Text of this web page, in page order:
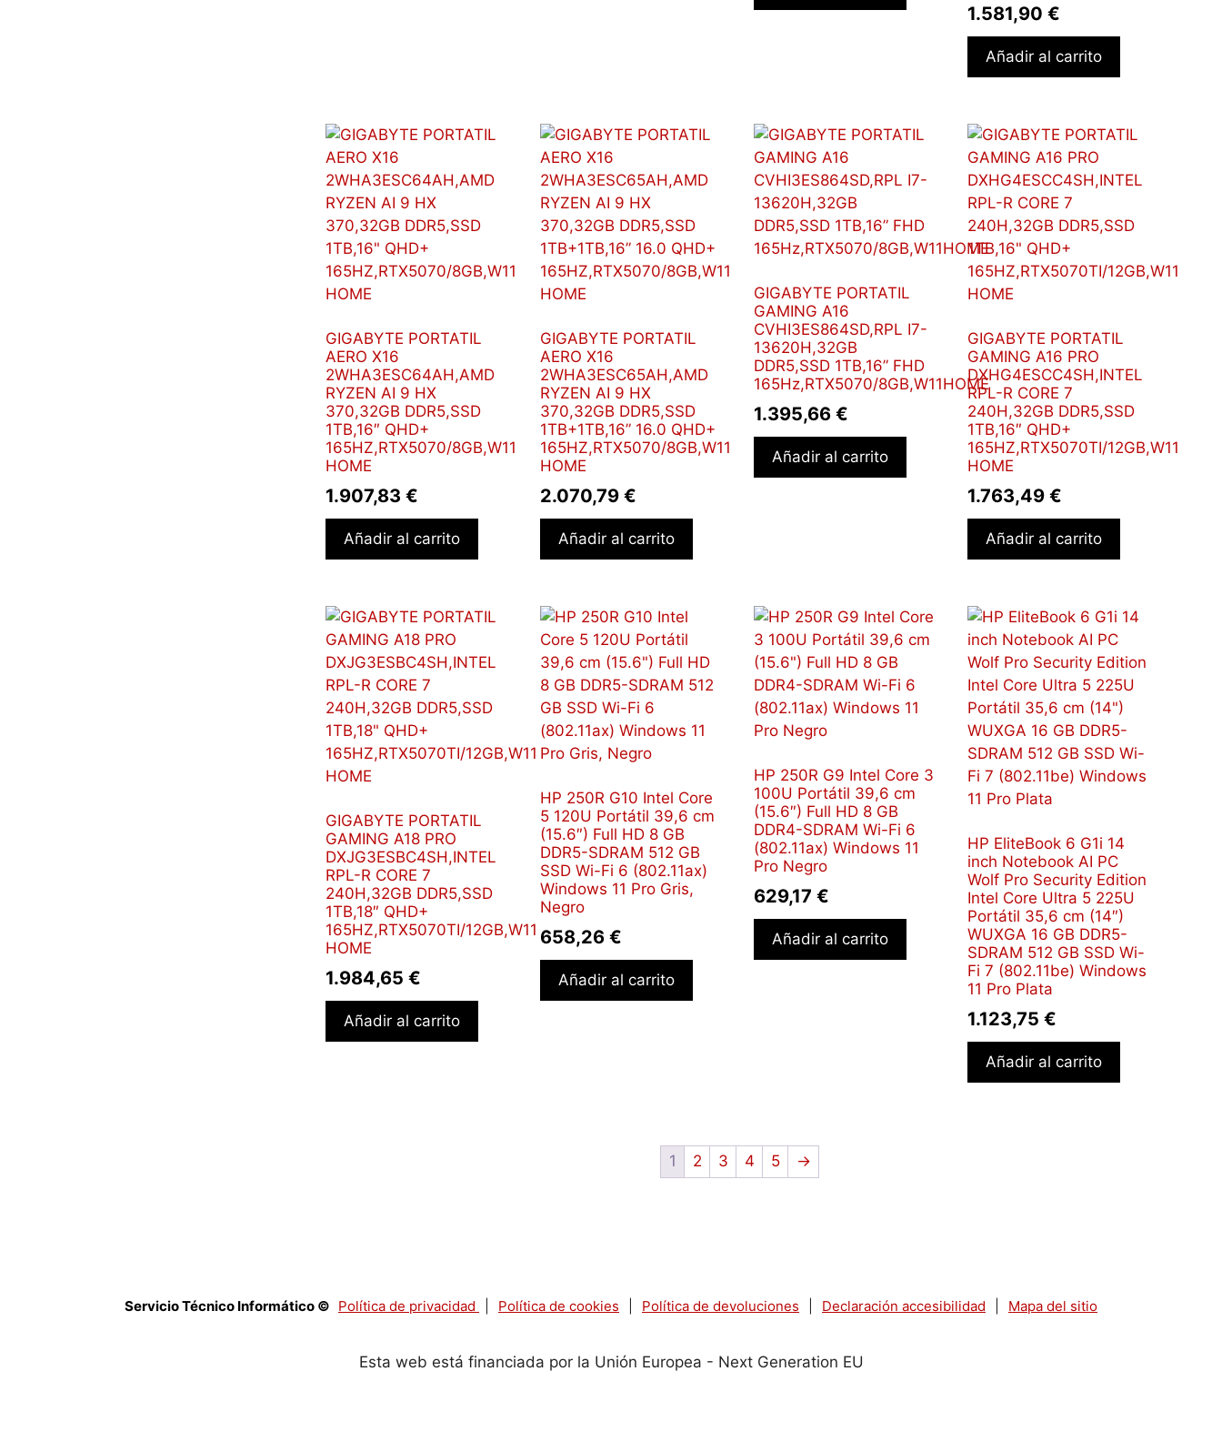
1.581,90€
Añadir al carrito
GIGABYTE PORTATIL
AERO X16
2WHA3ESC64AH,AMD
RYZEN AI 9 HX
370,32GB DDR5,SSD
1TB,16″ QHD+
165HZ,RTX5070/8GB,W11
HOME
1.907,83€
Añadir al carrito
GIGABYTE PORTATIL
AERO X16
2WHA3ESC65AH,AMD
RYZEN AI 9 HX
370,32GB DDR5,SSD
1TB+1TB,16” 16.0 QHD+
165HZ,RTX5070/8GB,W11
HOME
2.070,79 €
Añadir al carrito
GIGABYTE PORTATIL
GAMING A16
CVHI3ES864SD,RPL I7-
13620H,32GB
DDR5,SSD 1TB,16” FHD
165Hz,RTX5070/8GB,W11HOME
1.395,66€
Añadir al carrito
GIGABYTE PORTATIL
GAMING A16 PRO
DXHG4ESCC4SH,INTEL
RPL-R CORE 7
240H,32GB DDR5,SSD
1TB,16″ QHD+
165HZ,RTX5070TI/12GB,W11
HOME
1.763,49€
Añadir al carrito
GIGABYTE PORTATIL
GAMING A18 PRO
DXJG3ESBC4SH,INTEL
RPL-R CORE 7
240H,32GB DDR5,SSD
1TB,18″ QHD+
165HZ,RTX5070TI/12GB,W11
HOME
1.984,65€
Añadir al carrito
HP 250R G10 Intel Core
5 120U Portátil 39,6 cm
(15.6″) Full HD 8 GB
DDR5-SDRAM 512 GB
SSD Wi-Fi 6 (802.11ax)
Windows 11 Pro Gris,
Negro
658,26 €
Añadir al carrito
HP 250R G9 Intel Core 3
100U Portátil 39,6 cm
(15.6″) Full HD 8 GB
DDR4-SDRAM Wi-Fi 6
(802.11ax) Windows 11
Pro Negro
629,17€
Añadir al carrito
HP EliteBook 6 G1i 14
inch Notebook AI PC
Wolf Pro Security Edition
Intel Core Ultra 5 225U
Portátil 35,6 cm (14″)
WUXGA 16 GB DDR5-
SDRAM 512 GB SSD Wi-
Fi 7 (802.11be) Windows
11 Pro Plata
1.123,75€
Añadir al carrito
1 2 3 4 5 →
Servicio Técnico Informático © Política de privacidad Política de cookies Política de devoluciones Declaración accesibilidad Mapa del sitio
Esta web está financiada por la Unión Europea - Next Generation EU